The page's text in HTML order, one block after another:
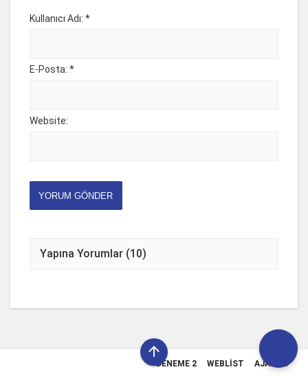
Kullanıcı Adı: *
E-Posta: *
Website:
YORUM GÖNDER
Yapına Yorumlar (10)

DENEME 2 WEBLIST AJANDA